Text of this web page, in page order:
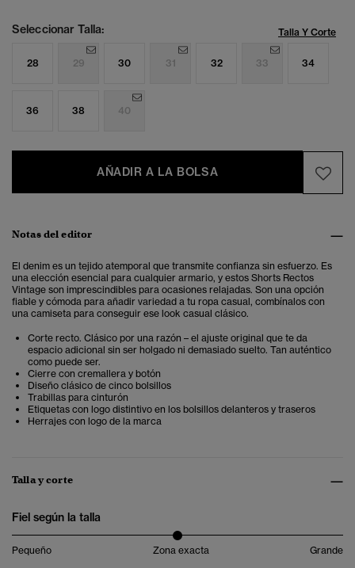
Seleccionar Talla: Talla Y Corte
28 29 30 31 32 33 34
36 38 40
AÑADIR A LA BOLSA
Notas del editor
El denim es un tejido atemporal que transmite confianza sin esfuerzo. Es
una elección esencial para cualquier armario, y estos Shorts Rectos
Vintage son imprescindibles para ocasiones relajadas. Son una opción
fiable y cómoda para añadir variedad a tu ropa casual, combínalos con
una camiseta para conseguir ese look casual clásico.
Corte recto. Clásico por una razón – el ajuste original que te da
espacio adicional sin ser holgado ni demasiado suelto. Tan auténtico
como puede ser.
Cierre con cremallera y botón
Diseño clásico de cinco bolsillos
Trabillas para cinturón
Etiquetas con logo distintivo en los bolsillos delanteros y traseros
Herrajes con logo de la marca
Talla y corte
Fiel según la talla
Pequeño Zona exacta Grande